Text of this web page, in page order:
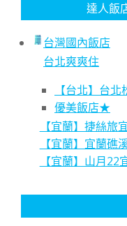
達人飯
台灣國內飯店
台北爽爽住
【台北】台
優美飯店★
【宜蘭】捷絲旅
【宜蘭】宜蘭
【宜蘭】山月